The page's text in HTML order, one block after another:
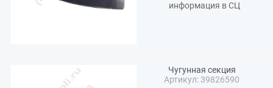
информация в СЦ
Чугунная секция
Артикул: 39826590